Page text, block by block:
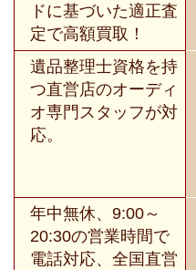
ドに基づいた適正査
定で高額買取！
遺品整理士資格を持
つ直営店のオーディ
オ専門スタッフが対
応。
年中無休、9:00～
20:30の営業時間で
電話対応、全国直営